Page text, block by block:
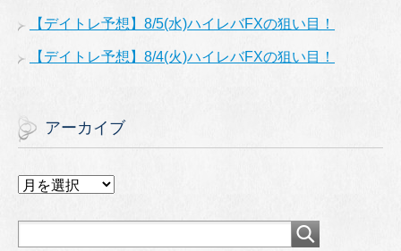
【デイトレ予想】8/5(水)ハイレバFXの狙い目！
【デイトレ予想】8/4(火)ハイレバFXの狙い目！
アーカイブ
ア
カ